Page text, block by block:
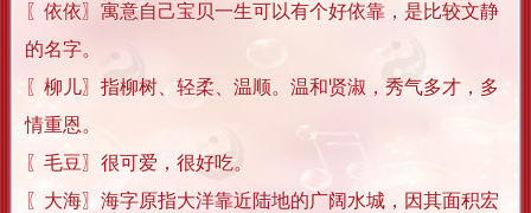
〖依依〗寓意自己宝贝一生可以有个好依靠，是比较文静
的名字。
〖柳儿〗指柳树、轻柔、温顺。温和贤淑，秀气多才，多
情重恩。
〖毛豆〗很可爱，很好吃。
〖大海〗海字原指大洋靠近陆地的广阔水城，因其面积宏